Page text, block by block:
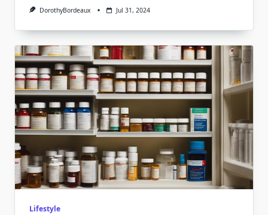
DorothyBordeaux Jul 31, 2024
Lifestyle